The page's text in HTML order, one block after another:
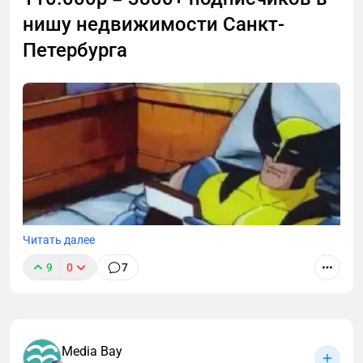
нишу недвижимости Санкт-
Петербурга
Читать далее
9 0 7
Media Bay